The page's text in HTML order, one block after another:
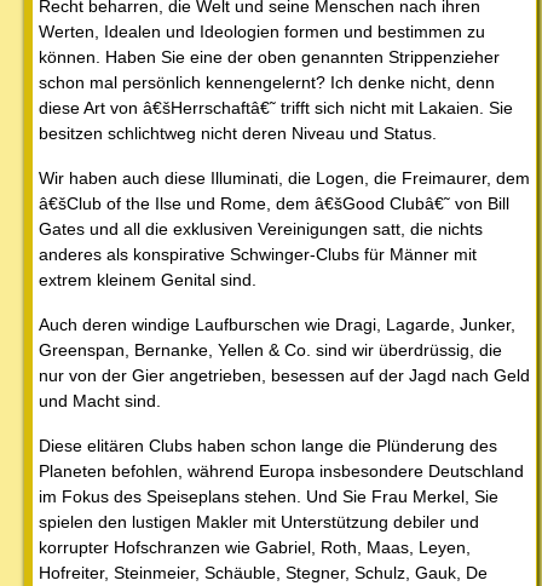
Recht beharren, die Welt und seine Menschen nach ihren
Werten, Idealen und Ideologien formen und bestimmen zu
können. Haben Sie eine der oben genannten Strippenzieher
schon mal persönlich kennengelernt? Ich denke nicht, denn
diese Art von â€šHerrschaftâ€˜ trifft sich nicht mit Lakaien. Sie
besitzen schlichtweg nicht deren Niveau und Status.
Wir haben auch diese Illuminati, die Logen, die Freimaurer, dem
â€šClub of the Ilse und Rome, dem â€šGood Clubâ€˜ von Bill
Gates und all die exklusiven Vereinigungen satt, die nichts
anderes als konspirative Schwinger-Clubs für Männer mit
extrem kleinem Genital sind.
Auch deren windige Laufburschen wie Dragi, Lagarde, Junker,
Greenspan, Bernanke, Yellen & Co. sind wir überdrüssig, die
nur von der Gier angetrieben, besessen auf der Jagd nach Geld
und Macht sind.
Diese elitären Clubs haben schon lange die Plünderung des
Planeten befohlen, während Europa insbesondere Deutschland
im Fokus des Speiseplans stehen. Und Sie Frau Merkel, Sie
spielen den lustigen Makler mit Unterstützung debiler und
korrupter Hofschranzen wie Gabriel, Roth, Maas, Leyen,
Hofreiter, Steinmeier, Schäuble, Stegner, Schulz, Gauk, De